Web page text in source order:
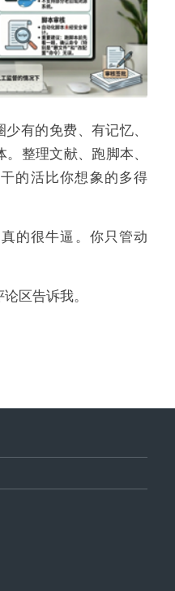
有的免费、有记忆、
整理文献、跑脚本、
的活比你想象的多得
的很牛逼。你只管动
区告诉我。